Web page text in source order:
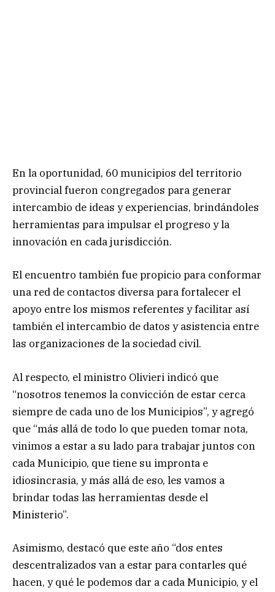
En la oportunidad, 60 municipios del territorio
provincial fueron congregados para generar
intercambio de ideas y experiencias, brindándoles
herramientas para impulsar el progreso y la
innovación en cada jurisdicción.
El encuentro también fue propicio para conformar
una red de contactos diversa para fortalecer el
apoyo entre los mismos referentes y facilitar así
también el intercambio de datos y asistencia entre
las organizaciones de la sociedad civil.
Al respecto, el ministro Olivieri indicó que
“nosotros tenemos la convicción de estar cerca
siempre de cada uno de los Municipios”, y agregó
que “más allá de todo lo que pueden tomar nota,
vinimos a estar a su lado para trabajar juntos con
cada Municipio, que tiene su impronta e
idiosincrasia, y más allá de eso, les vamos a
brindar todas las herramientas desde el
Ministerio”.
Asimismo, destacó que este año “dos entes
descentralizados van a estar para contarles qué
hacen, y qué le podemos dar a cada Municipio, y el